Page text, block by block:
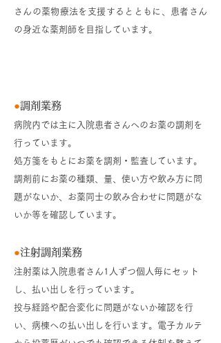
さんの薬物療法を支援するとともに、患者さん
の身近な薬剤師を目指しています。
●調剤業務
病院内では主に入院患者さんへのお薬の調剤を
行っています。
処方箋をもとにお薬を調剤・監査しています。
調剤前にお薬の種類、量、使い方や飲み方に問
題がないか、お薬同士の飲み合わせに問題がな
いか等を確認しています。
●注射調剤業務
注射薬は入院患者さん1人ずつ個人毎にセット
し、払い出しを行っています。
投与経路や配合変化に問題がないか確認を行
い、病棟への払い出しを行います。電子カルテ